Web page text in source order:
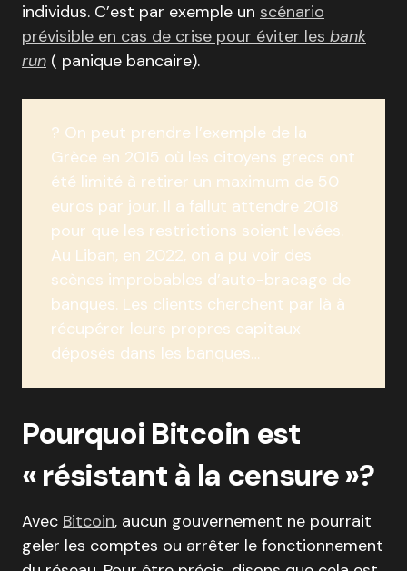
individus. C’est par exemple un scénario
prévisible en cas de crise pour éviter les bank
run ( panique bancaire).
? On peut prendre l’exemple de la
Grèce en 2015 où les citoyens grecs ont
été limité à retirer un maximum de 50
euros par jour. Il a fallut attendre 2018
pour que les restrictions soient levées.
Au Liban, en 2022, on a pu voir des
scènes improbables d’auto-bracage de
banques. Les clients cherchent par là à
récupérer leurs propres capitaux
déposés dans les banques…
Pourquoi Bitcoin est
« résistant à la censure »?
Avec Bitcoin, aucun gouvernement ne pourrait
geler les comptes ou arrêter le fonctionnement